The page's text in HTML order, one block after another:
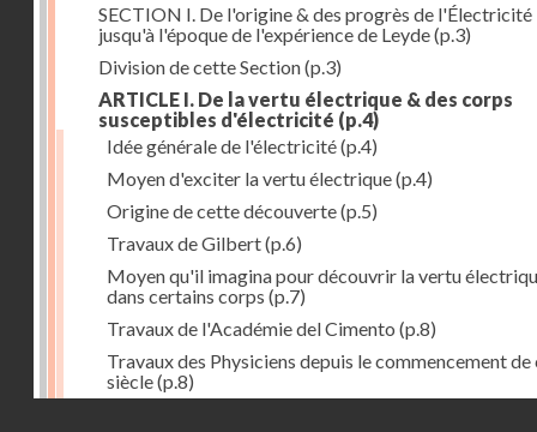
SECTION I. De l'origine & des progrès de l'Électricité
jusqu'à l'époque de l'expérience de Leyde(p.3)
Division de cette Section(p.3)
ARTICLE I. De la vertu électrique & des corps
susceptibles d'électricité (p.4)
Idée générale de l'électricité(p.4)
Moyen d'exciter la vertu électrique(p.4)
Origine de cette découverte(p.5)
Travaux de Gilbert(p.6)
Moyen qu'il imagina pour découvrir la vertu
dans certains corps (p.7)
Travaux de l'Académie del Cimento (p.8)
Travaux des Physiciens depuis le commencement de
siècle(p.8)